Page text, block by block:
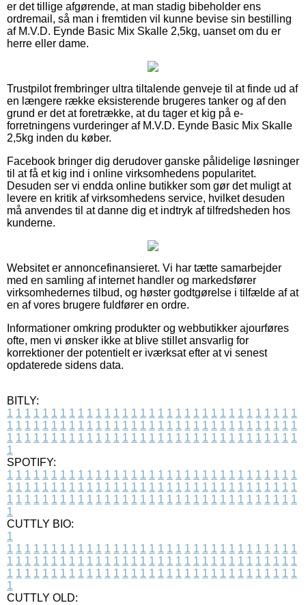
er det tillige afgørende, at man stadig bibeholder ens
ordremail, så man i fremtiden vil kunne bevise sin bestilling
af M.V.D. Eynde Basic Mix Skalle 2,5kg, uanset om du er
herre eller dame.
Trustpilot frembringer ultra tiltalende genveje til at finde ud af
en længere række eksisterende brugeres tanker og af den
grund er det at foretrække, at du tager et kig på e-
forretningens vurderinger af M.V.D. Eynde Basic Mix Skalle
2,5kg inden du køber.
Facebook bringer dig derudover ganske pålidelige løsninger
til at få et kig ind i online virksomhedens popularitet.
Desuden ser vi endda online butikker som gør det muligt at
levere en kritik af virksomhedens service, hvilket desuden
må anvendes til at danne dig et indtryk af tilfredsheden hos
kunderne.
Websitet er annoncefinansieret. Vi har tætte samarbejder
med en samling af internet handler og markedsfører
virksomhedernes tilbud, og høster godtgørelse i tilfælde af at
en af vores brugere fuldfører en ordre.
Informationer omkring produkter og webbutikker ajourføres
ofte, men vi ønsker ikke at blive stillet ansvarlig for
korrektioner der potentielt er iværksat efter at vi senest
opdaterede sidens data.
BITLY:
1 1 1 1 1 1 1 1 1 1 1 1 1 1 1 1 1 1 1 1 1 1 1 1 1 1 1 1 1 1 1 1 1
1 1 1 1 1 1 1 1 1 1 1 1 1 1 1 1 1 1 1 1 1 1 1 1 1 1 1 1 1 1 1 1 1
1 1 1 1 1 1 1 1 1 1 1 1 1 1 1 1 1 1 1 1 1 1 1 1 1 1 1 1 1 1 1 1 1
1
SPOTIFY:
1 1 1 1 1 1 1 1 1 1 1 1 1 1 1 1 1 1 1 1 1 1 1 1 1 1 1 1 1 1 1 1 1
1 1 1 1 1 1 1 1 1 1 1 1 1 1 1 1 1 1 1 1 1 1 1 1 1 1 1 1 1 1 1 1 1
1 1 1 1 1 1 1 1 1 1 1 1 1 1 1 1 1 1 1 1 1 1 1 1 1 1 1 1 1 1 1 1 1
1
CUTTLY BIO:
1
1 1 1 1 1 1 1 1 1 1 1 1 1 1 1 1 1 1 1 1 1 1 1 1 1 1 1 1 1 1 1 1 1
1 1 1 1 1 1 1 1 1 1 1 1 1 1 1 1 1 1 1 1 1 1 1 1 1 1 1 1 1 1 1 1 1
1 1 1 1 1 1 1 1 1 1 1 1 1 1 1 1 1 1 1 1 1 1 1 1 1 1 1 1 1 1 1 1 1
1
CUTTLY OLD: